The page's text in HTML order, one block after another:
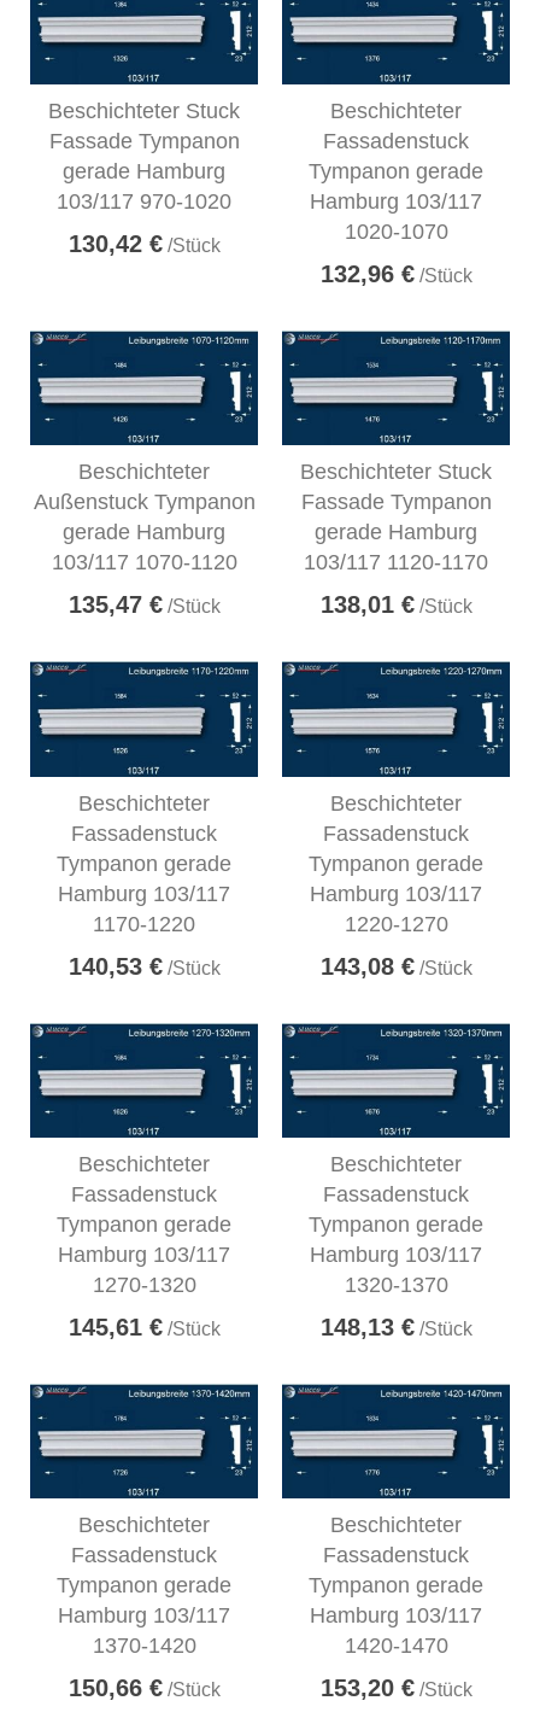
Beschichteter Stuck
Fassade Tympanon
gerade Hamburg
103/117 970-1020
130,42 €/Stück
Beschichteter
Fassadenstuck
Tympanon gerade
Hamburg 103/117
1020-1070
132,96 €/Stück
Beschichteter
Außenstuck Tympanon
gerade Hamburg
103/117 1070-1120
135,47 €/Stück
Beschichteter Stuck
Fassade Tympanon
gerade Hamburg
103/117 1120-1170
138,01 €/Stück
Beschichteter
Fassadenstuck
Tympanon gerade
Hamburg 103/117
1170-1220
140,53 €/Stück
Beschichteter
Fassadenstuck
Tympanon gerade
Hamburg 103/117
1220-1270
143,08 €/Stück
Beschichteter
Fassadenstuck
Tympanon gerade
Hamburg 103/117
1270-1320
145,61 €/Stück
Beschichteter
Fassadenstuck
Tympanon gerade
Hamburg 103/117
1320-1370
148,13 €/Stück
Beschichteter
Fassadenstuck
Tympanon gerade
Hamburg 103/117
1370-1420
150,66 €/Stück
Beschichteter
Fassadenstuck
Tympanon gerade
Hamburg 103/117
1420-1470
153,20 €/Stück